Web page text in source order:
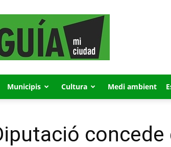
MI
CIUDAD
Municipis Cultura Medi ambient
concede